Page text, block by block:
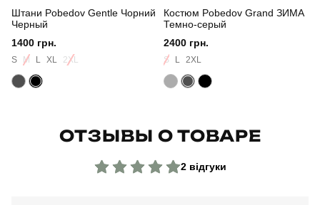
Штани Pobedov Gentle Чорний
Черный
1400 грн.
S M L XL 2XL
Костюм Pobedov Grand ЗИМА
Темно-серый
2400 грн.
S L 2XL
ОТЗЫВЫ О ТОВАРЕ
2 відгуки